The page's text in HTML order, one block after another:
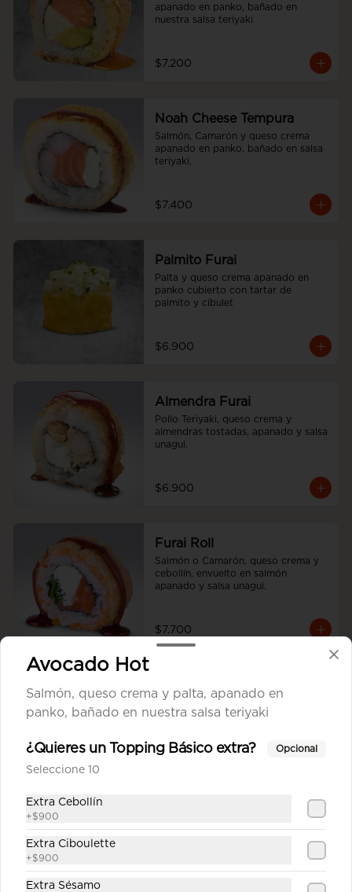
apanado en panko, bañado en
nuestra salsa teriyaki
$7.200
Noah Cheese Tempura
Salmón, Camarón y queso crema
apanado en panko, bañado en salsa
teriyaki.
$7.400
Palmito Furai
Palta y queso crema apanado en
panko cubierto con tartar de
palmito y cibulet
$6.900
Almendra Furai
Pollo Teriyaki, queso crema y
almendras tostadas, apanado y salsa
unagui.
$6.900
Furai Roll
Salmón o Camarón, queso crema y
cebollín, envuelto en salmón
apanado y salsa unagui.
$7.700
Tori Cheese Furai
Pollo Teriyaki, queso crema y
cebollín apanado en panko.
Kinoa Hot
Camarón furai, palta, queso crema y
cebollín apanado en panko y quinoa
crocante con salsa unagui.
Avocado Hot
Salmón, queso crema y palta, apanado en
panko, bañado en nuestra salsa teriyaki
¿Quieres un Topping Básico extra? Opcional
Seleccione 10
Extra Cebollín
+$900
Extra Ciboulette
+$900
Extra Sésamo